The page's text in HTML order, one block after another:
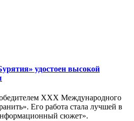
удостоен высокой
XXX Международного
Его работа стала лучшей в
сюжет».